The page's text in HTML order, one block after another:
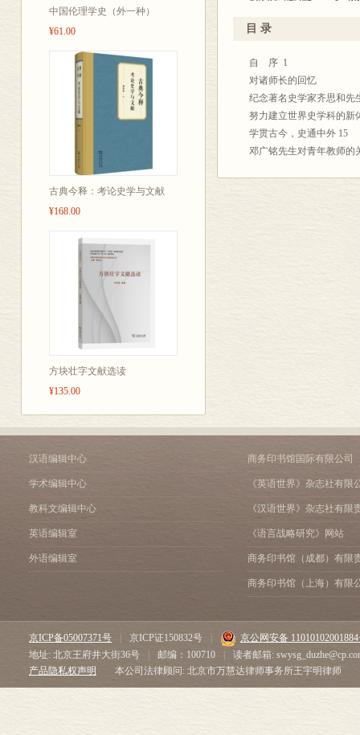
中国伦理学史（外一种）
¥61.00
古典今释：考论史学与文献
¥168.00
方块壮字文献选读
¥135.00
目 录
自 序 1
对诸师长的回忆
纪念著名史学家齐思和先
努力建立世界史学科的新
学贯古今，史通中外 15
邓广铭先生对青年教师的
《资本主义的起源——比
《封建社会》序 93
《罗马—拜占庭经济史》
《中世纪英国财政史研究
《分化与突破——14—16
《近现代英国农业资本主
——农业与农民现代化
《希腊古代经济史》序
《中西中古税制比较研究
《何为封建主义》序 146
汉语编辑中心
学术编辑中心
教科文编辑中心
英语编辑室
外语编辑室
商务印书馆国际有限公司
《英语世界》杂志社有限
《汉语世界》杂志社有限
《语言战略研究》网站
商务印书馆（成都）有限
商务印书馆（上海）有限
京ICP备05007371号 京ICP证150832号
京公网安备
地址: 北京王府井大街36号
邮编：100710
读者邮箱:
产品隐私权声明
本公司法律顾问: 北京市万慧达律师事务所王宇明律师